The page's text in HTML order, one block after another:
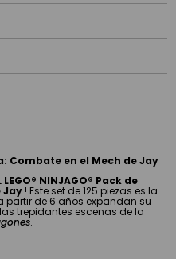
Combate en el Mech de Jay
LEGO® NINJAGO® Pack de
Jay ! Este set de 125 piezas es la
partir de 6 años expandan su
trepidantes escenas de la
.